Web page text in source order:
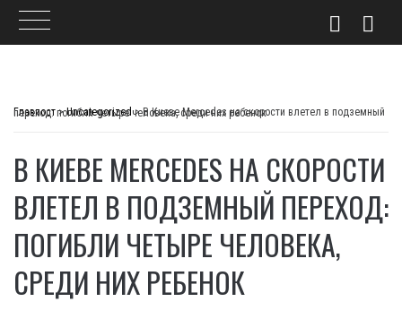
Главпост>Uncategorized >
В Киеве Mercedes на скорости влетел в подземный переход: погибли четыре человека, среди них ребенок
В КИЕВЕ MERCEDES НА СКОРОСТИ
ВЛЕТЕЛ В ПОДЗЕМНЫЙ ПЕРЕХОД:
ПОГИБЛИ ЧЕТЫРЕ ЧЕЛОВЕКА,
СРЕДИ НИХ РЕБЕНОК